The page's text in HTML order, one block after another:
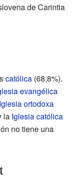
de Carintia
católica (68,8%).
evangélica
Iglesia ortodoxa
la Iglesia católica
no tiene una